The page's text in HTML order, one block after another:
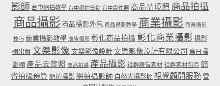
影師 台中網拍教學 台中網拍景點 台中證件照 商品情境照 商品拍攝
商品攝影商品攝影外包 商品攝影教學 商業攝影 商業攝影
技巧 商業攝影教學 廣告攝影 彰化商品拍攝 彰化商業攝影 攝影
棚出租 文樂影像 文樂影像設計文樂影像設計有限公司 烏日攝
影棚 產品去背照 產品拍攝 產品攝影 社群廣告素材 社群素材包月 節
省拍攝預算 網拍攝影 網拍攝影師 自然光攝影棚 視覺顧問服務 電